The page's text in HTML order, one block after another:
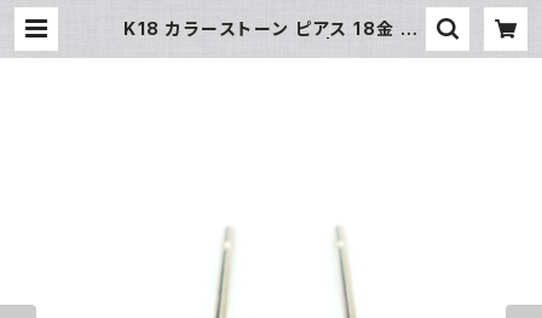
K18 カラーストーン ピアス 18金 ス